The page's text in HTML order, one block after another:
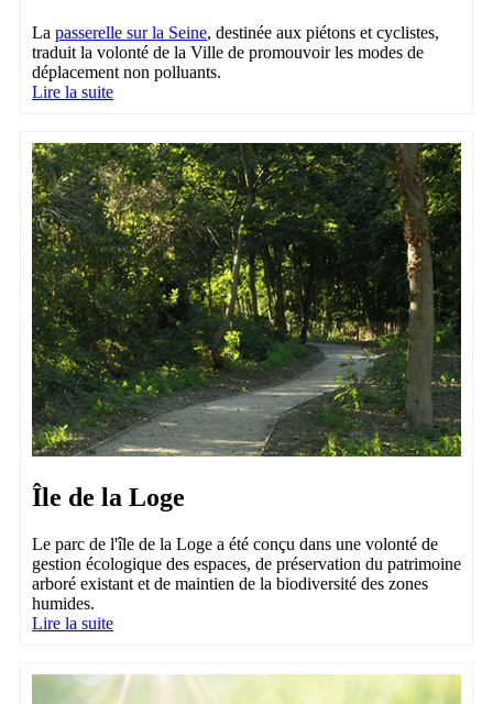
La passerelle sur la Seine, destinée aux piétons et cyclistes,
traduit la volonté de la Ville de promouvoir les modes de
déplacement non polluants.
Lire la suite
Île de la Loge
Le parc de l'île de la Loge a été conçu dans une volonté de
gestion écologique des espaces, de préservation du patrimoine
arboré existant et de maintien de la biodiversité des zones
humides.
Lire la suite